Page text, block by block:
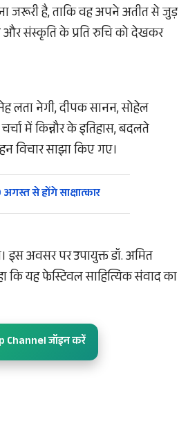
जरूरी है, ताकि वह अपने अतीत से जुड़
संस्कृति के प्रति रुचि को देखकर
लता नेगी, दीपक सानन, सोहेल
में किन्नौर के इतिहास, बदलते
विचार साझा किए गए।
अगस्त से होंगे साक्षात्कार
इस अवसर पर उपायुक्त डॉ. अमित
कि यह फेस्टिवल साहित्यिक संवाद का
Channel जॉइन करें